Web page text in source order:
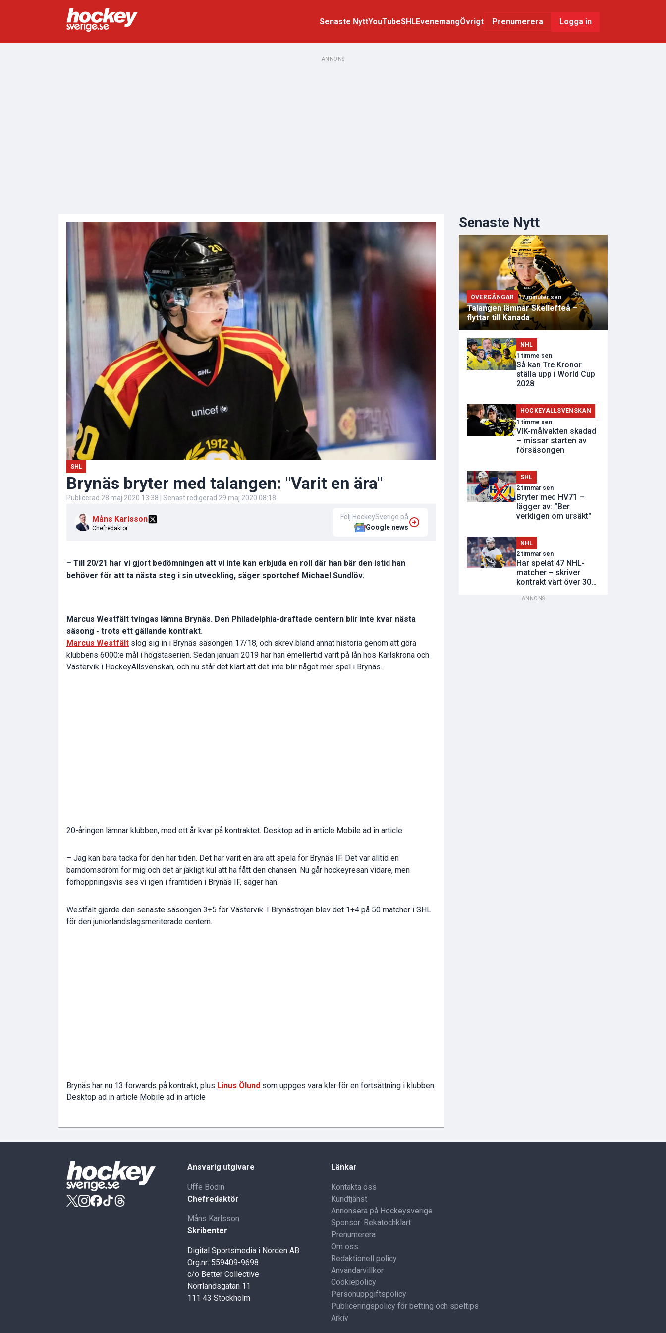
Senaste NyttYouTubeSHLEvenemangÖvrigt Prenumerera Logga in
ANNONS
SHL
Brynäs bryter med talangen: "Varit en ära"
Publicerad 28 maj 2020 13:38 | Senast redigerad 29 maj 2020 08:18
Måns Karlsson
Chefredaktör
Följ HockeySverige på
Google news
– Till 20/21 har vi gjort bedömningen att vi inte kan erbjuda en roll där han bär den istid han
behöver för att ta nästa steg i sin utveckling, säger sportchef Michael Sundlöv.
Marcus Westfält tvingas lämna Brynäs. Den Philadelphia-draftade centern blir inte kvar nästa
säsong - trots ett gällande kontrakt.
Marcus Westfält slog sig in i Brynäs säsongen 17/18, och skrev bland annat historia genom att göra
klubbens 6000:e mål i högstaserien. Sedan januari 2019 har han emellertid varit på lån hos Karlskrona och
Västervik i HockeyAllsvenskan, och nu står det klart att det inte blir något mer spel i Brynäs.
20-åringen lämnar klubben, med ett år kvar på kontraktet. Desktop ad in article Mobile ad in article
– Jag kan bara tacka för den här tiden. Det har varit en ära att spela för Brynäs IF. Det var alltid en
barndomsdröm för mig och det är jäkligt kul att ha fått den chansen. Nu går hockeyresan vidare, men
förhoppningsvis ses vi igen i framtiden i Brynäs IF, säger han.
Westfält gjorde den senaste säsongen 3+5 för Västervik. I Brynäströjan blev det 1+4 på 50 matcher i SHL
för den juniorlandslagsmeriterade centern.
Brynäs har nu 13 forwards på kontrakt, plus Linus Ölund som uppges vara klar för en fortsättning i klubben.
Desktop ad in article Mobile ad in article
Senaste Nytt
ÖVERGÅNGAR 17 minuter sen
Talangen lämnar Skellefteå –
flyttar till Kanada
NHL
1 timme sen
Så kan Tre Kronor
ställa upp i World Cup
2028
HOCKEYALLSVENSKAN
1 timme sen
VIK-målvakten skadad
– missar starten av
försäsongen
SHL
2 timmar sen
Bryter med HV71 –
lägger av: "Ber
verkligen om ursäkt"
NHL
2 timmar sen
Har spelat 47 NHL-
matcher – skriver
kontrakt värt över 300
ANNONS
Ansvarig utgivare
Uffe Bodin
Chefredaktör
Måns Karlsson
Skribenter
Digital Sportsmedia i Norden AB
Org.nr: 559409-9698
c/o Better Collective
Norrlandsgatan 11
111 43 Stockholm
Länkar
Kontakta oss
Kundtjänst
Annonsera på Hockeysverige
Sponsor: Rekatochklart
Prenumerera
Om oss
Redaktionell policy
Användarvillkor
Cookiepolicy
Personuppgiftspolicy
Publiceringspolicy för betting och speltips
Arkiv